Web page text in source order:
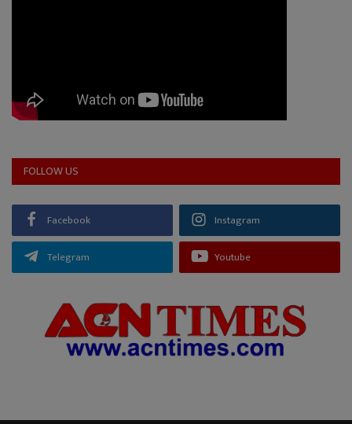
FOLLOW US
Facebook Instagram
Telegram Youtube